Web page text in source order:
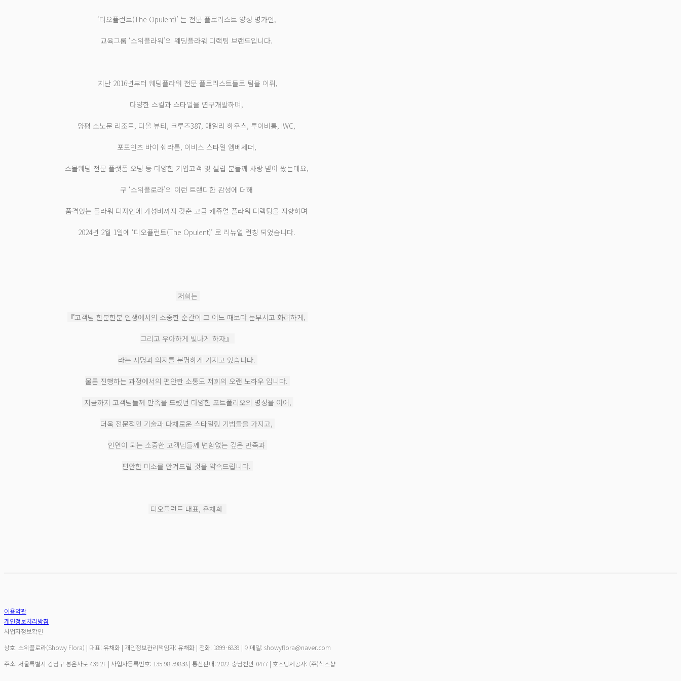
‘디오퓰런트(The Opulent)’ 는 전문 플로리스트 양성 명가인,
교육그룹 ‘쇼위플라워’의 웨딩플라워 디랙팅 브랜드입니다.
지난 2016년부터 웨딩플라워 전문 플로리스트들로 팀을 이뤄,
다양한 스킬과 스타일을 연구개발하며,
양평 소노문 리조트, 디올 뷰티, 크루즈387, 애일리 하우스, 루이비통, IWC,
포포인츠 바이 쉐라톤, 이비스 스타일 엠베세더,
스몰웨딩 전문 플랫폼 오딩 등 다양한 기업고객 및 셀럽 분들께 사랑 받아 왔는데요,
구 ‘쇼위플로라’의 이런 트랜디한 감성에 더해
품격있는 플라워 디자인에 가성비까지 갖춘 고급 캐쥬얼 플라워 디랙팅을 지향하며
2024년 2월 1일에 ‘디오퓰런트(The Opulent)’ 로 리뉴얼 런칭 되었습니다.
저희는
『고객님 한분한분 인생에서의 소중한 순간이 그 어느 때보다 눈부시고 화려하게,
그리고 우아하게 빛나게 하자』
라는 사명과 의지를 분명하게 가지고 있습니다.
물론 진행하는 과정에서의 편안한 소통도 저희의 오랜 노하우 입니다.
지금까지 고객님들께 만족을 드렸던 다양한 포트폴리오의 명성을 이어,
더욱 전문적인 기술과 다채로운 스타일링 기법들을 가지고,
인연이 되는 소중한 고객님들께 변함없는 깊은 만족과
편안한 미소를 안겨드릴 것을 약속드립니다.
디오퓰런트 대표, 유채화
이용약관
개인정보처리방침
사업자정보확인
상호: 쇼위플로라(Showy Flora) | 대표: 유채화 | 개인정보관리책임자: 유채화 | 전화: 1899-6839 | 이메일: showyflora@naver.com
주소: 서울특별시 강남구 봉은사로 439 2F | 사업자등록번호: 135-98-59838 | 통신판매: 2022-충남천안-0477 | 호스팅제공자: (주)식스샵